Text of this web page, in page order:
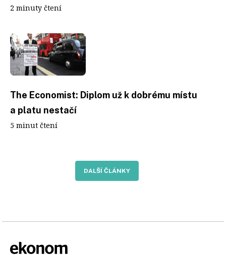
2 minuty čtení
The Economist: Diplom už k dobrému místu
a platu nestačí
5 minut čtení
DALŠÍ ČLÁNKY